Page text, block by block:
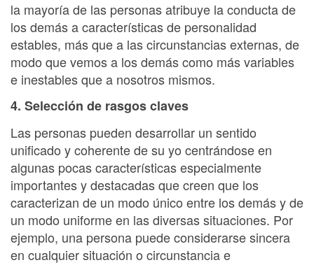
la mayoría de las personas atribuye la conducta de
los demás a características de personalidad
estables, más que a las circunstancias externas, de
modo que vemos a los demás como más variables
e inestables que a nosotros mismos.
4. Selección de rasgos claves
Las personas pueden desarrollar un sentido
unificado y coherente de su yo centrándose en
algunas pocas características especialmente
importantes y destacadas que creen que los
caracterizan de un modo único entre los demás y de
un modo uniforme en las diversas situaciones. Por
ejemplo, una persona puede considerarse sincera
en cualquier situación o circunstancia e